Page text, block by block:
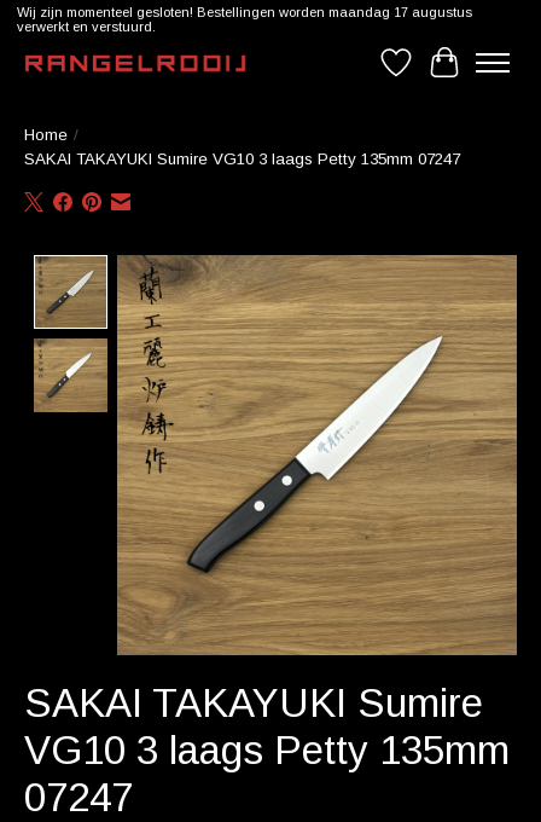
Wij zijn momenteel gesloten! Bestellingen worden maandag 17 augustus
verwerkt en verstuurd.
Verlanglijst
Home /
SAKAI TAKAYUKI Sumire VG10 3 laags Petty 135mm 07247
Product image slideshow Items
SAKAI TAKAYUKI Sumire
VG10 3 laags Petty 135mm
07247